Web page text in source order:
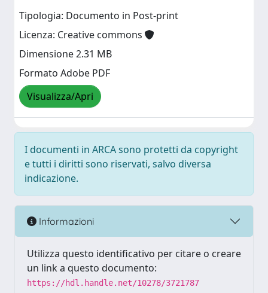
Tipologia: Documento in Post-print
Licenza: Creative commons
Dimensione 2.31 MB
Formato Adobe PDF
Visualizza/Apri
I documenti in ARCA sono protetti da copyright
e tutti i diritti sono riservati, salvo diversa
indicazione.
Informazioni
Utilizza questo identificativo per citare o creare
un link a questo documento:
https://hdl.handle.net/10278/3721787